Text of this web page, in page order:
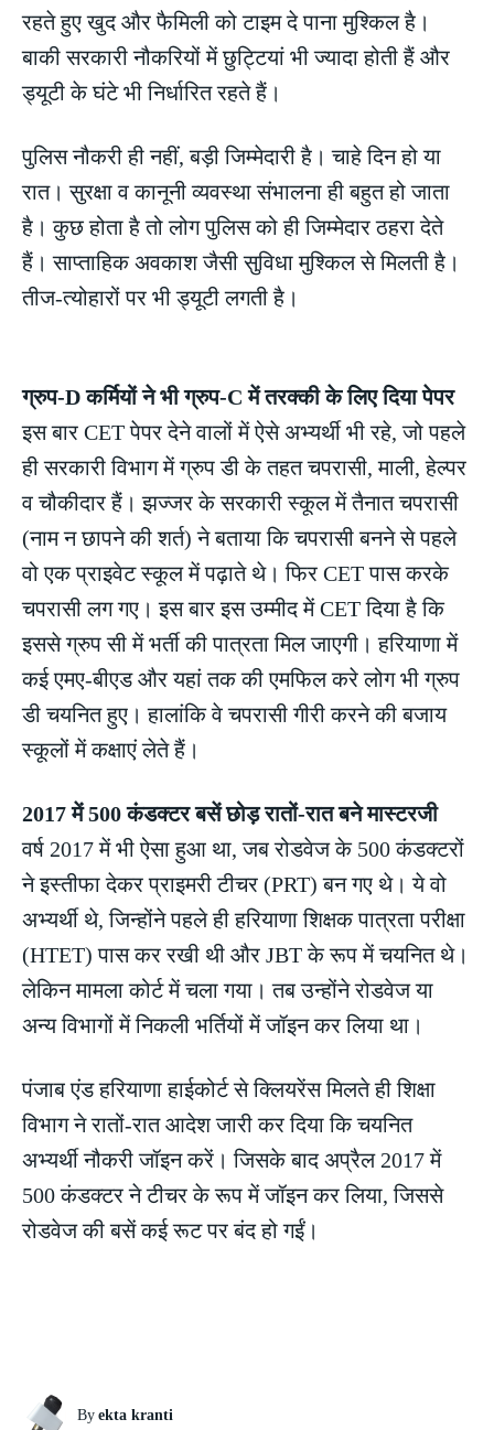
रहते हुए खुद और फैमिली को टाइम दे पाना मुश्किल है।
बाकी सरकारी नौकरियों में छुट्टियां भी ज्यादा होती हैं और
ड्यूटी के घंटे भी निर्धारित रहते हैं।
पुलिस नौकरी ही नहीं, बड़ी जिम्मेदारी है। चाहे दिन हो या
रात। सुरक्षा व कानूनी व्यवस्था संभालना ही बहुत हो जाता
है। कुछ होता है तो लोग पुलिस को ही जिम्मेदार ठहरा देते
हैं। साप्ताहिक अवकाश जैसी सुविधा मुश्किल से मिलती है।
तीज-त्योहारों पर भी ड्यूटी लगती है।
ग्रुप-D कर्मियों ने भी ग्रुप-C में तरक्की के लिए दिया पेपर
इस बार CET पेपर देने वालों में ऐसे अभ्यर्थी भी रहे, जो पहले
ही सरकारी विभाग में ग्रुप डी के तहत चपरासी, माली, हेल्पर
व चौकीदार हैं। झज्जर के सरकारी स्कूल में तैनात चपरासी
(नाम न छापने की शर्त) ने बताया कि चपरासी बनने से पहले
वो एक प्राइवेट स्कूल में पढ़ाते थे। फिर CET पास करके
चपरासी लग गए। इस बार इस उम्मीद में CET दिया है कि
इससे ग्रुप सी में भर्ती की पात्रता मिल जाएगी। हरियाणा में
कई एमए-बीएड और यहां तक की एमफिल करे लोग भी ग्रुप
डी चयनित हुए। हालांकि वे चपरासी गीरी करने की बजाय
स्कूलों में कक्षाएं लेते हैं।
2017 में 500 कंडक्टर बसें छोड़ रातों-रात बने मास्टरजी
वर्ष 2017 में भी ऐसा हुआ था, जब रोडवेज के 500 कंडक्टरों
ने इस्तीफा देकर प्राइमरी टीचर (PRT) बन गए थे। ये वो
अभ्यर्थी थे, जिन्होंने पहले ही हरियाणा शिक्षक पात्रता परीक्षा
(HTET) पास कर रखी थी और JBT के रूप में चयनित थे।
लेकिन मामला कोर्ट में चला गया। तब उन्होंने रोडवेज या
अन्य विभागों में निकली भर्तियों में जॉइन कर लिया था।
पंजाब एंड हरियाणा हाईकोर्ट से क्लियरेंस मिलते ही शिक्षा
विभाग ने रातों-रात आदेश जारी कर दिया कि चयनित
अभ्यर्थी नौकरी जॉइन करें। जिसके बाद अप्रैल 2017 में
500 कंडक्टर ने टीचर के रूप में जॉइन कर लिया, जिससे
रोडवेज की बसें कई रूट पर बंद हो गईं।
By ekta kranti